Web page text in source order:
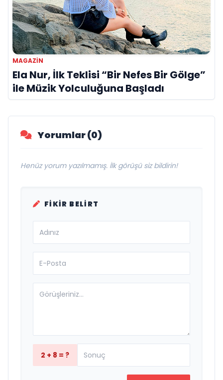
MAGAZIN
Ela Nur, İlk Teklisi “Bir Nefes Bir Gölge”
ile Müzik Yolculuğuna Başladı
Yorumlar (0)
Henüz yorum yazılmamış. İlk görüşü siz bildirin!
FIKIR BELIRT
2 + 8 = ?